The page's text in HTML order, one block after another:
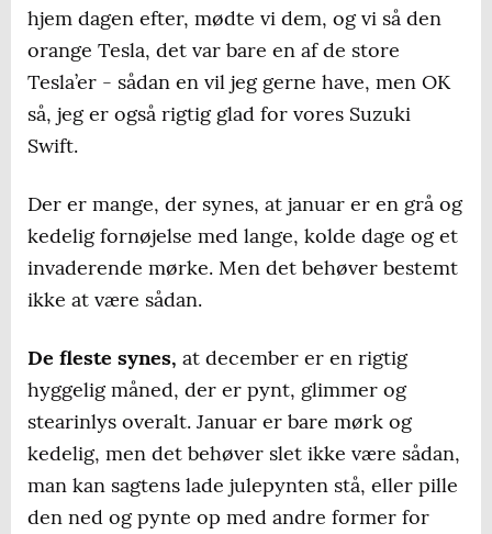
hjem dagen efter, mødte vi dem, og vi så den
orange Tesla, det var bare en af de store
Tesla’er - sådan en vil jeg gerne have, men OK
så, jeg er også rigtig glad for vores Suzuki
Swift.
Der er mange, der synes, at januar er en grå og
kedelig fornøjelse med lange, kolde dage og et
invaderende mørke. Men det behøver bestemt
ikke at være sådan.
De fleste synes, at december er en rigtig
hyggelig måned, der er pynt, glimmer og
stearinlys overalt. Januar er bare mørk og
kedelig, men det behøver slet ikke være sådan,
man kan sagtens lade julepynten stå, eller pille
den ned og pynte op med andre former for